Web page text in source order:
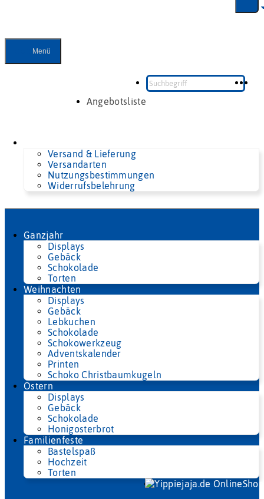
Menü
Angebotsliste
Versand & Lieferung
Versandarten
Nutzungsbestimmungen
Widerrufsbelehrung
Ganzjahr
Displays
Gebäck
Schokolade
Torten
Weihnachten
Displays
Gebäck
Lebkuchen
Schokolade
Schokowerkzeug
Adventskalender
Printen
Schoko Christbaumkugeln
Ostern
Displays
Gebäck
Schokolade
Honigosterbrot
Familienfeste
Bastelspaß
Hochzeit
Torten